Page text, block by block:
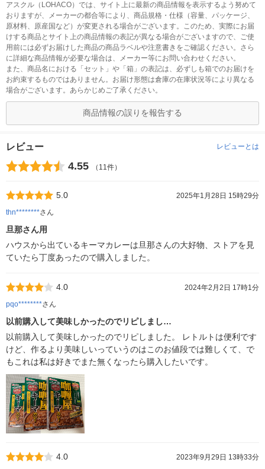
アスクル（LOHACO）では、サイト上に最新の商品情報を表示するよう努めて
おりますが、メーカーの都合等により、商品規格・仕様（容量、パッケージ、
原材料、原産国など）が変更される場合がございます。このため、実際にお届
けする商品とサイト上の商品情報の表記が異なる場合がございますので、ご使
用前には必ずお届けした商品の商品ラベルや注意書きをご確認ください。さら
に詳細な商品情報が必要な場合は、メーカー等にお問い合わせください。
また、商品名における「セット」や「箱」の表記は、必ずしも箱でのお届けを
お約束するものではありません。お届け形態は倉庫の在庫状況等により異なる
場合がございます。あらかじめご了承ください。
商品情報の誤りを報告する
レビュー レビューとは
4.55 （11件）
5.0
2025年1月28日 15時29分
thn********さん
旦那さん用
ハウスから出ているキーマカレーは旦那さんの大好物、ストアを見
ていたら丁度あったので購入しました。
4.0
2024年2月2日 17時1分
pqo********さん
以前購入して美味しかったのでリピしまし…
以前購入して美味しかったのでリピしました。 レトルトは便利です
けど、作るより美味しいっていうのはこのお値段では難しくて、で
もこれは私は好きでまた無くなったら購入したいです。
4.0
2023年9月29日 13時33分